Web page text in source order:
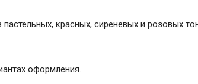
красных, сиреневых и розовых
оформления.